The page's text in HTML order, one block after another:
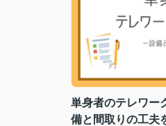
単身者のテレワー
備と間取りの工夫